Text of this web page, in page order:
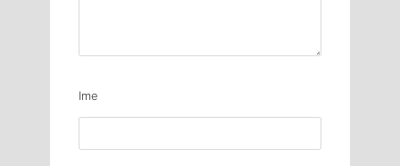
Ime